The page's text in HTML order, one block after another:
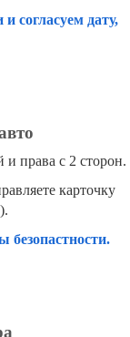
согласуем дату,
права с 2 сторон.
карточку
безопастности.